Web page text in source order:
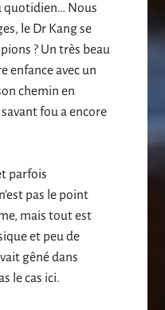
quotidien… Nous
le Dr Kang se
? Un très beau
enfance avec un
chemin en
fou a encore
parfois
pas le point
mais tout est
et peu de
gêné dans
le cas ici.